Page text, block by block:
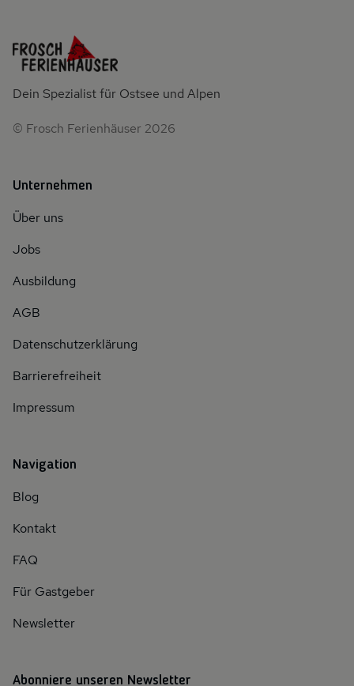
Dein Spezialist für Ostsee und Alpen
© Frosch Ferienhäuser 2026
Unternehmen
Über uns
Jobs
Ausbildung
AGB
Datenschutzerklärung
Barrierefreiheit
Impressum
Navigation
Blog
Kontakt
FAQ
Für Gastgeber
Newsletter
Abonniere unseren Newsletter